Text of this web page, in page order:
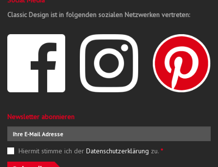
Classic Design ist in folgenden sozialen Netzwerken vertreten:
Newsletter abonnieren
Hiermit stimme ich der Datenschutzerklärung zu. *